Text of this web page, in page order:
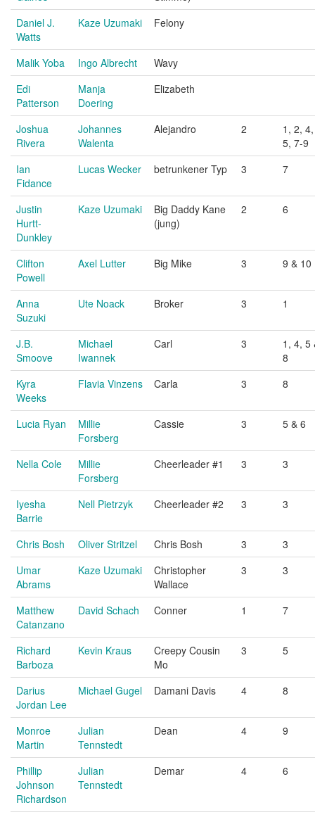
Daniel J.
Watts
Kaze Uzumaki Felony
Malik Yoba Ingo Albrecht
Wavy
Edi
Patterson
Manja
Doering
Elizabeth
Joshua
Rivera
Johannes
Walenta
Alejandro 2
1, 2, 4,
5, 7-9
Ian
Fidance
Lucas Wecker betrunkener Typ 3 7
Justin
Hurtt-
Dunkley
Kaze Uzumaki
Big Daddy Kane
(jung)
2 6
Clifton
Powell
Axel Lutter Big Mike 3 9 & 10
Anna
Suzuki
Ute Noack Broker 3 1
J.B.
Smoove
Michael
Iwannek
Carl 3
1, 4, 5
8
Kyra
Weeks
Flavia Vinzens Carla 3 8
Lucia Ryan
Millie
Forsberg
Cassie 3 5 & 6
Nella Cole
Millie
Forsberg
Cheerleader #1 3 3
Iyesha
Barrie
Nell Pietrzyk Cheerleader #2 3 3
Chris Bosh Oliver Stritzel Chris Bosh 3
3
Umar
Abrams
Kaze Uzumaki
Christopher
Wallace
3 3
Matthew
Catanzano
David Schach Conner 1 7
Richard
Barboza
Kevin Kraus
Creepy Cousin
Mo
3 5
Darius
Jordan Lee
Michael Gugel Damani Davis 4 8
Monroe
Martin
Julian
Tennstedt
Dean 4 9
Phillip
Johnson
Richardson
Julian
Tennstedt
Demar 4 6